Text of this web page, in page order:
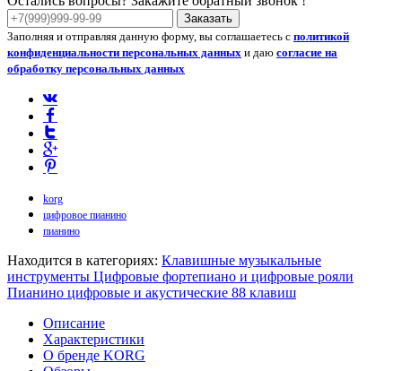
Заказать
Заполняя и отправляя данную форму, вы соглашаетесь с политикой
конфиденциальности персональных данных и даю согласие на
обработку персональных данных
korg
цифровое пианино
пианино
Находится в категориях: Клавишные музыкальные
инструменты Цифровые фортепиано и цифровые рояли
Пианино цифровые и акустические 88 клавиш
Описание
Характеристики
О бренде KORG